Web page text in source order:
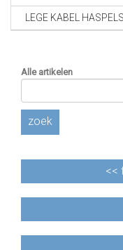
LEGE KABEL
Alle artikelen
zoek
<<